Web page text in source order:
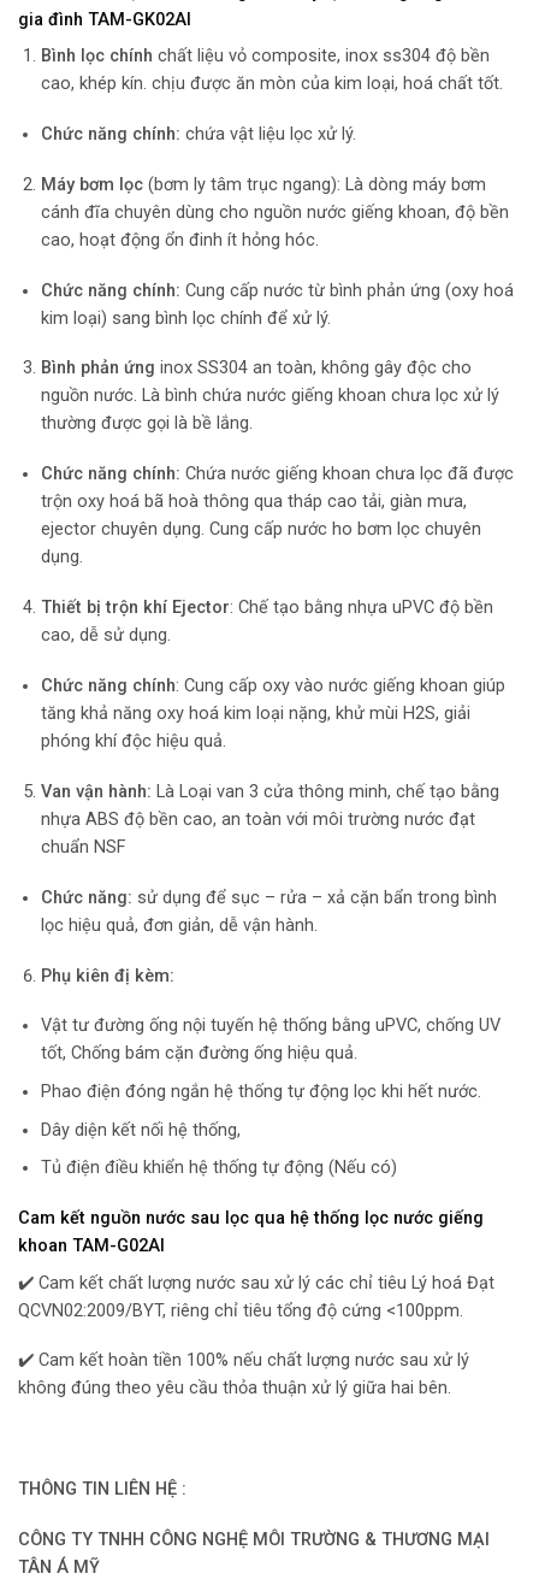
gia đình TAM-GK02AI
Bình lọc chính chất liệu vỏ composite, inox ss304 độ bền
cao, khép kín. chịu được ăn mòn của kim loại, hoá chất tốt.
Chức năng chính: chứa vật liệu lọc xử lý.
Máy bơm lọc(bơm ly tâm trục ngang): Là dòng máy bơm
cánh đĩa chuyên dùng cho nguồn nước giếng khoan, độ bền
cao, hoạt động ổn đinh ít hỏng hóc.
Chức năng chính: Cung cấp nước từ bình phản ứng (oxy hoá
kim loại) sang bình lọc chính để xử lý.
Bình phản ứng inox SS304 an toàn, không gây độc cho
nguồn nước. Là bình chứa nước giếng khoan chưa lọc xử lý
thường được gọi là bề lắng.
Chức năng chính: Chứa nước giếng khoan chưa lọc đã được
trộn oxy hoá bã hoà thông qua tháp cao tải, giàn mưa,
ejector chuyên dụng. Cung cấp nước ho bơm lọc chuyên
dụng.
Thiết bị trộn khí Ejector: Chế tạo bằng nhựa uPVC độ bền
cao, dễ sử dụng.
Chức năng chính: Cung cấp oxy vào nước giếng khoan giúp
tăng khả năng oxy hoá kim loại nặng, khử mùi H2S, giải
phóng khí độc hiệu quả.
Van vận hành: Là Loại van 3 cửa thông minh, chế tạo bằng
nhựa ABS độ bền cao, an toàn với môi trường nước đạt
chuẩn NSF
Chức năng: sử dụng để sục – rửa – xả cặn bẩn trong bình
lọc hiệu quả, đơn giản, dễ vận hành.
Phụ kiên đị kèm:
Vật tư đường ống nội tuyến hệ thống bằng uPVC, chống UV
tốt, Chống bám cặn đường ống hiệu quả.
Phao điện đóng ngắn hệ thống tự động lọc khi hết nước.
Dây diện kết nối hệ thống,
Tủ điện điều khiển hệ thống tự động (Nếu có)
Cam kết nguồn nước sau lọc qua hệ thống lọc nước giếng
khoan TAM-G02AI
✔️ Cam kết chất lượng nước sau xử lý các chỉ tiêu Lý hoá Đạt
QCVN02:2009/BYT, riêng chỉ tiêu tổng độ cứng <100ppm.
✔️ Cam kết hoàn tiền 100% nếu chất lượng nước sau xử lý
không đúng theo yêu cầu thỏa thuận xử lý giữa hai bên.
THÔNG TIN LIÊN HỆ :
CÔNG TY TNHH CÔNG NGHỆ MÔI TRƯỜNG & THƯƠNG MẠI
TÂN Á MỸ